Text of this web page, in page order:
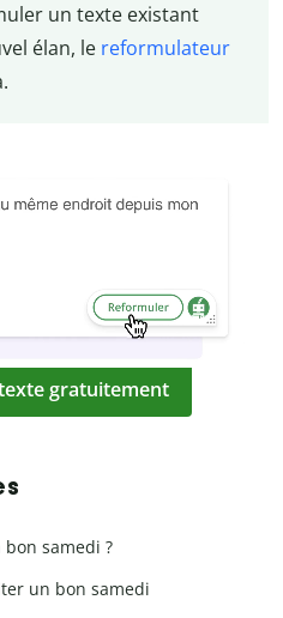
un texte existant
élan, lereformulateur
gratuitement
samedi ?
un bon samedi